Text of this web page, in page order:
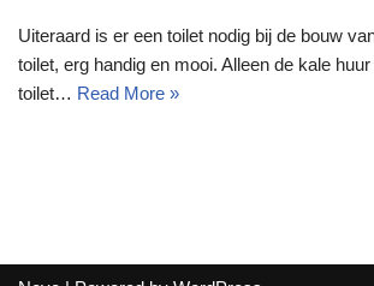
Uiteraard is er een toilet nodig bij de bouw
toilet, erg handig en mooi. Alleen de kale huur
toilet… Read More »